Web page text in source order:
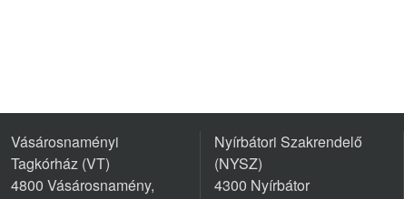
Vásárosnaményi
Tagkórház (VT)
4800 Vásárosnamény,
Nyírbátori Szakrendelő
(NYSZ)
4300 Nyírbátor